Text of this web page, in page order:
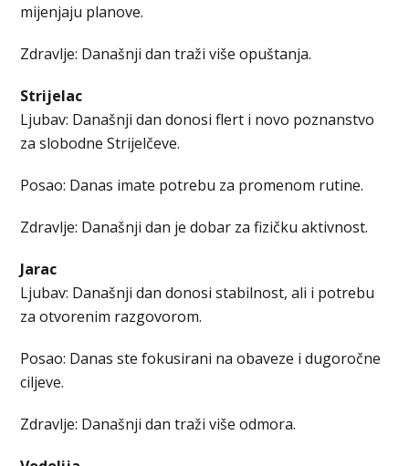
mijenjaju planove.
Zdravlje: Današnji dan traži više opuštanja.
Strijelac
Ljubav: Današnji dan donosi flert i novo poznanstvo
za slobodne Strijelčeve.
Posao: Danas imate potrebu za promenom rutine.
Zdravlje: Današnji dan je dobar za fizičku aktivnost.
Jarac
Ljubav: Današnji dan donosi stabilnost, ali i potrebu
za otvorenim razgovorom.
Posao: Danas ste fokusirani na obaveze i dugoročne
ciljeve.
Zdravlje: Današnji dan traži više odmora.